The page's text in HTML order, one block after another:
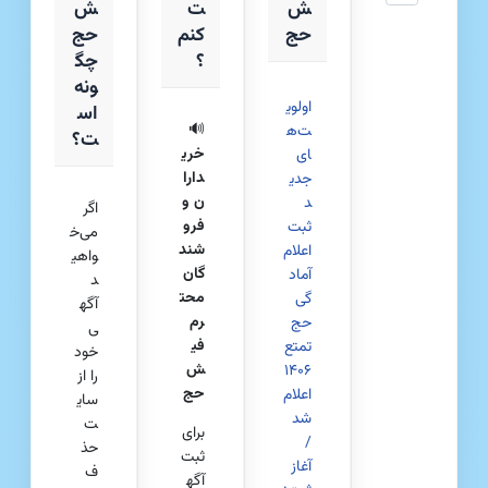
ش
حج
اولوی
ت‌ه
ای
جدی
د
ثبت
اعلام
آماد
گی
حج
تمتع
۱۴۰۶
اعلام
شد
/
آغاز
ت
کنم
؟
🔊
خری
دارا
ن و
فرو
شند
گان
محت
رم
فی
ش
حج
برای
ثبت
آگه
ش‌
حج
چگ
ونه
اس
ت؟
اگر
می‌خ
واهی
د
آگه
ی
خود
را از
سای
ت
حذ
ف